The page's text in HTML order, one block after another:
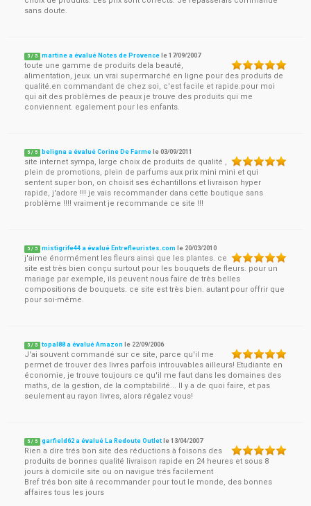
sans doute.
5 / 5 martine a évalué Notes de Provence le17/09/2007
toute une gamme de produits dela beauté,
alimentation, jeux. un vrai supermarché en ligne pour des produits de
qualité.en commandant de chez soi, c'est facile et rapide.pour moi
qui ait des problèmes de peaux je trouve des produits qui me
conviennent. egalement pour les enfants.
5 / 5 beligna a évalué Corine De Farme le03/09/2011
site internet sympa, large choix de produits de qualité ,
plein de promotions, plein de parfums aux prix mini mini et qui
sentent super bon, on choisit ses échantillons et livraison hyper
rapide, j'adore !!! je vais recommander dans cette boutique sans
problème !!!! vraiment je recommande ce site !!!
5 / 5 mistigrife44 a évalué Entrefleuristes.com le 20/03/2010
j'aime énormément les fleurs ainsi que les plantes. ce
site est très bien conçu surtout pour les bouquets de fleurs. pour un
mariage par exemple, ils peuvent nous faire de très belles
compositions de bouquets. ce site est très bien. autant pour offrir que
pour soi-même.
5 / 5 topal88 a évalué Amazon le 22/09/2006
J'ai souvent commandé sur ce site, parce qu'il me
permet de trouver des livres parfois introuvables ailleurs! Etudiante en
économie, je trouve toujours ce qu'il me faut dans les domaines des
maths, de la gestion, de la comptabilité... Il y a de quoi faire, et pas
seulement au rayon livres, alors régalez vous!
5 / 5 garfield62 a évalué La Redoute Outlet le13/04/2007
Rien a dire trés bon site des réductions à foisons des
produits de bonnes qualité livraison rapide en 24 heures et sous 8
jours à domicile site ou on navigue trés facilement
Bref trés bon site à recommander pour tout le monde, des bonnes
affaires tous les jours